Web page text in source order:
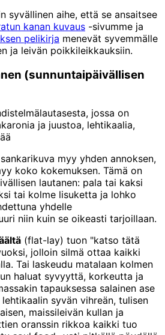
syvällinen aihe, että se ansaitsee
kanan kuvaus -sivumme ja
pelikirja menevät syvemmälle
ja leivän poikkileikkauksiin.
(sunnuntaipäivällisen
jossa on
ja juustoa, lehtikaalia,
myy yhden annoksen,
koko kokemuksen. Tämä on
lautanen: pala tai kaksi
tai kolme lisuketta ja lohko
yhdelle
niin kuin se oikeasti tarjoillaan.
(flat-lay) tuon "katso tätä
jolloin silmä ottaa kaikki
Tai laskeudu matalaan kolmen
haluat syvyyttä, korkeutta ja
tapauksessa salainen ase
syvän vihreän, tulisen
maissileivän kullan ja
oranssin rikkoa kaikki tuo